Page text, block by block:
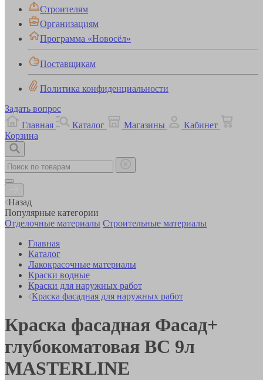
Строителям
Организациям
Программа «Новосёл»
Поставщикам
Политика конфиденциальности
Задать вопрос
Главная
Каталог Магазины
Кабинет
Корзина
Назад
Популярные категории
Отделочные материалы Строительные материалы
Главная
Каталог
Лакокрасочные материалы
Краски водные
Краски для наружных работ
Краска фасадная для наружных работ
Краска фасадная Фасад+
глубокоматовая BC 9л
MASTERLINE